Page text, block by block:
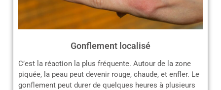
Gonflement localisé
C’est la réaction la plus fréquente. Autour de la zone
piquée, la peau peut devenir rouge, chaude, et enfler. Le
gonflement peut durer de quelques heures à plusieurs